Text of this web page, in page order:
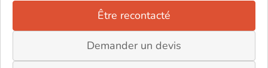
Être recontacté
Demander un devis